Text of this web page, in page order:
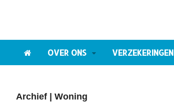
OVER ONS VERZEKERINGEN
Archief | Woning